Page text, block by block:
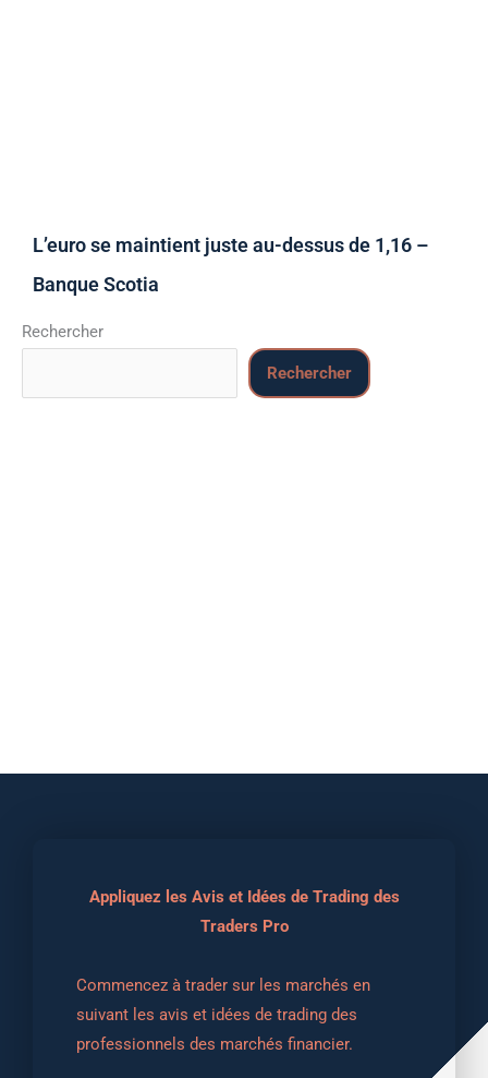
L’euro se maintient juste au-dessus de 1,16 –
Banque Scotia
Rechercher
Rechercher
Appliquez les Avis et Idées de Trading des
Traders Pro
Commencez à trader sur les marchés en
suivant les avis et idées de trading des
professionnels des marchés financier.